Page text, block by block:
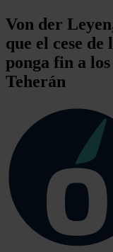
Von der
que el cese
ponga fin a
Teherán